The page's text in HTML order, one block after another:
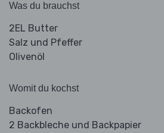
Was du brauchst
2EL Butter
Salz und Pfeffer
Olivenöl
Womit du kochst
Backofen
2 Backbleche und Backpapier